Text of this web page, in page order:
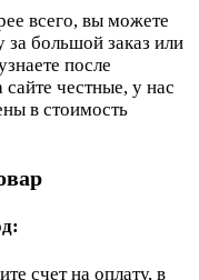
всего, вы можете
большой заказ или
после
честные, у нас
в стоимость
счет на оплату, в